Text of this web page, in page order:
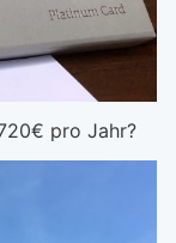
pro Jahr?